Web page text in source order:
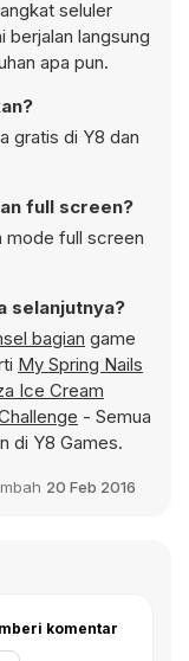
seluler
berjalan langsung
apa pun.
gratis di Y8 dan
full screen?
mode full screen
selanjutnya?
bagian game
My Spring Nails
Ice Cream
- Semua
di Y8 Games.
20 Feb 2016
komentar